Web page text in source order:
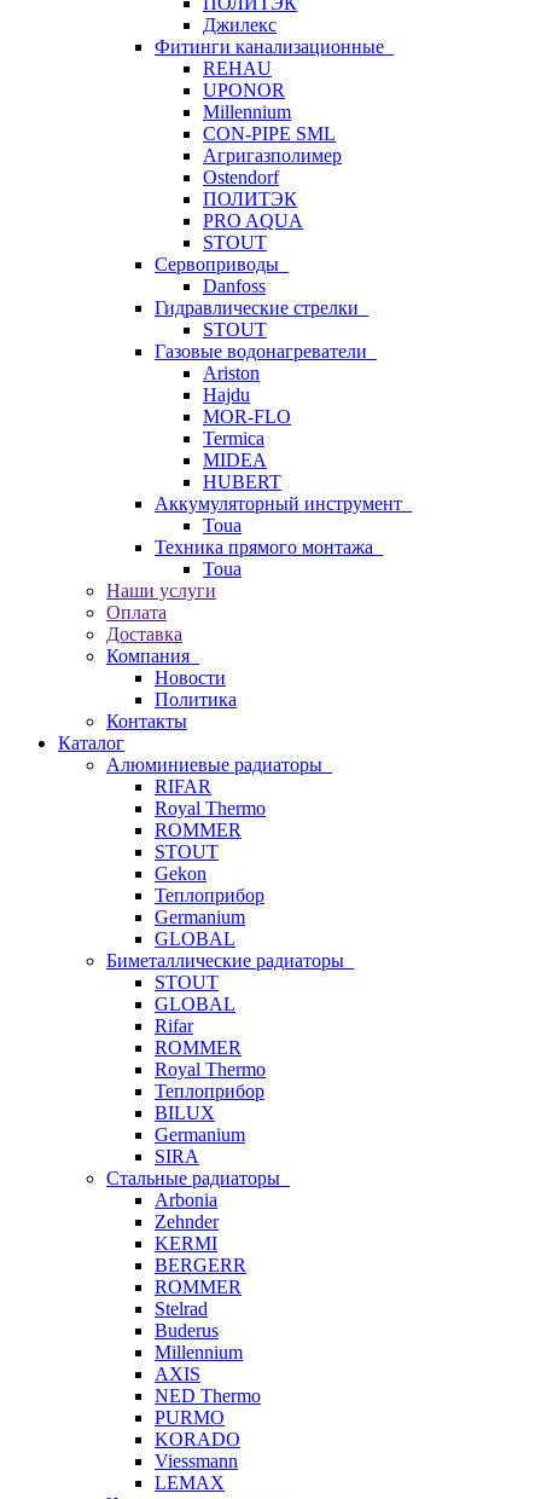
Джилекс
Фитинги канализационные
REHAU
UPONOR
Millennium
CON-PIPE SML
Агригазполимер
Ostendorf
ПОЛИТЭК
PRO AQUA
STOUT
Сервоприводы
Danfoss
Гидравлические стрелки
STOUT
Газовые водонагреватели
Ariston
Hajdu
MOR-FLO
Termica
MIDEA
HUBERT
Аккумуляторный инструмент
Toua
Техника прямого монтажа
Toua
Наши услуги
Оплата
Доставка
Компания
Новости
Политика
Контакты
Каталог
Алюминиевые радиаторы
RIFAR
Royal Thermo
ROMMER
STOUT
Gekon
Теплоприбор
Germanium
GLOBAL
Биметаллические радиаторы
STOUT
GLOBAL
Rifar
ROMMER
Royal Thermo
Теплоприбор
BILUX
Germanium
SIRA
Стальные радиаторы
Arbonia
Zehnder
KERMI
BERGERR
ROMMER
Stelrad
Buderus
Millennium
AXIS
NED Thermo
PURMO
KORADO
Viessmann
LEMAX